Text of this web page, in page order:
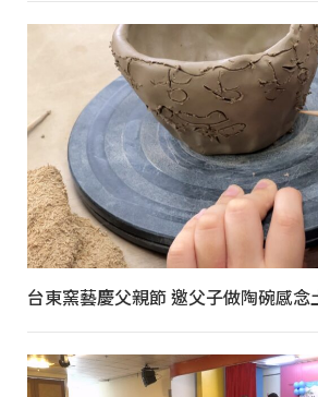
台東窯藝慶父親節 邀父子做陶碗感念